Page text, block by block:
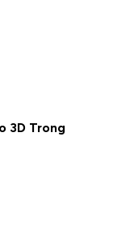
3D Trong